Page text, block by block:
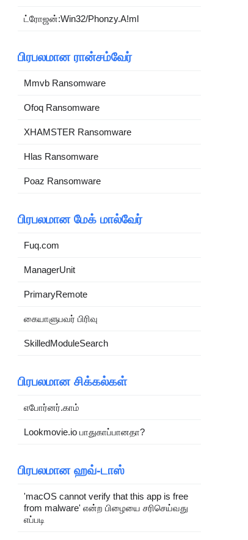
ட்ரோஜன்:Win32/Phonzy.A!ml
பிரபலமான ரான்சம்வேர்
Mmvb Ransomware
Ofoq Ransomware
XHAMSTER Ransomware
Hlas Ransomware
Poaz Ransomware
பிரபலமான மேக் மால்வேர்
Fuq.com
ManagerUnit
PrimaryRemote
கையாளுபவர் பிரிவு
SkilledModuleSearch
பிரபலமான சிக்கல்கள்
எபோர்னர்.காம்
Lookmovie.io பாதுகாப்பானதா?
பிரபலமான ஹவ்-டாஸ்
'macOS cannot verify that this app is free
from malware' என்ற பிழையை சரிசெய்வது
எப்படி